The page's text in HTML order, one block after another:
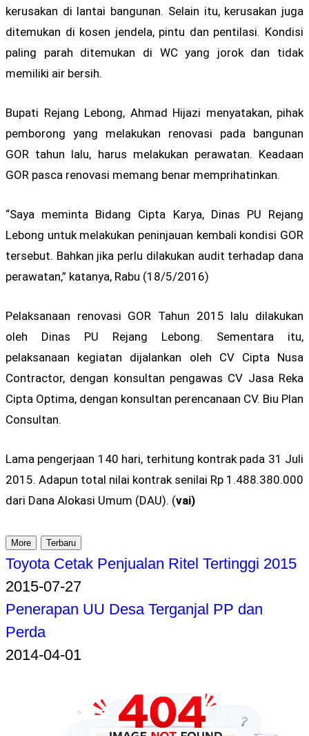
kerusakan di lantai bangunan. Selain itu, kerusakan juga
ditemukan di kosen jendela, pintu dan pentilasi. Kondisi
paling parah ditemukan di WC yang jorok dan tidak
memiliki air bersih.
Bupati Rejang Lebong, Ahmad Hijazi menyatakan, pihak
pemborong yang melakukan renovasi pada bangunan
GOR tahun lalu, harus melakukan perawatan. Keadaan
GOR pasca renovasi memang benar memprihatinkan.
“Saya meminta Bidang Cipta Karya, Dinas PU Rejang
Lebong untuk melakukan peninjauan kembali kondisi GOR
tersebut. Bahkan jika perlu dilakukan audit terhadap dana
perawatan,” katanya, Rabu (18/5/2016)
Pelaksanaan renovasi GOR Tahun 2015 lalu dilakukan
oleh Dinas PU Rejang Lebong. Sementara itu,
pelaksanaan kegiatan dijalankan oleh CV Cipta Nusa
Contractor, dengan konsultan pengawas CV Jasa Reka
Cipta Optima, dengan konsultan perencanaan CV. Biu Plan
Consultan.
Lama pengerjaan 140 hari, terhitung kontrak pada 31 Juli
2015. Adapun total nilai kontrak senilai Rp 1.488.380.000
dari Dana Alokasi Umum (DAU). (vai)
More Terbaru
Toyota Cetak Penjualan Ritel Tertinggi 2015
2015-07-27
Penerapan UU Desa Terganjal PP dan
Perda
2014-04-01